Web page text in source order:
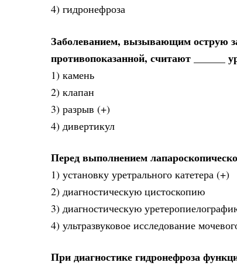
4) гидронефроза
Заболеванием, вызывающим острую
противопоказанной, считают ______
1) камень
2) клапан
3) разрыв (+)
4) дивертикул
Перед выполнением
1) установку уретрального катетера (+)
2) диагностическую цистоскопию
3) диагностическую
4) ультразвуковое исследование
При диагностике гидронефроза